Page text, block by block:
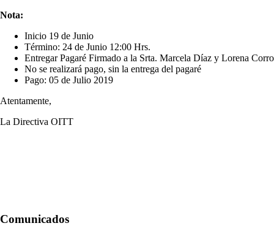
Nota:
Inicio 19 de Junio
Término: 24 de Junio 12:00 Hrs.
Entregar Pagaré Firmado a la Srta. Marcela Díaz y Lorena Corro
No se realizará pago, sin la entrega del pagaré
Pago: 05 de Julio 2019
Atentamente,
La Directiva OITT
Comunicados